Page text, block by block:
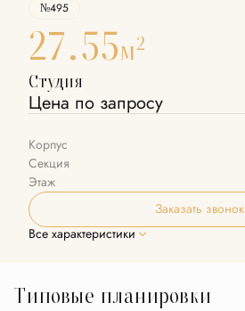
№495
27.55м2
Студия
Цена по запросу
Корпус
Секция
Этаж
Заказать звонок
Все характеристики
Типовые планировки